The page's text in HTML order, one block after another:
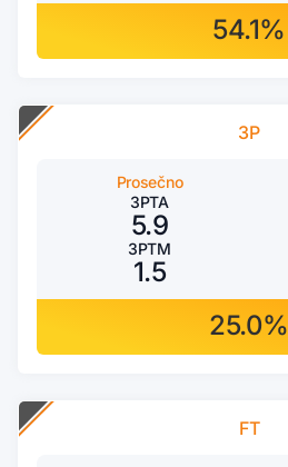
54.1%
3P
Prosečno
3PTA
5.9
3PTM
1.5
25.0%
FT